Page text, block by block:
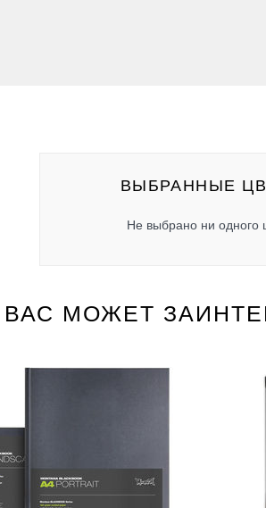
ВЫБРАННЫЕ
Не выбрано ни одного
ВАС МОЖЕТ